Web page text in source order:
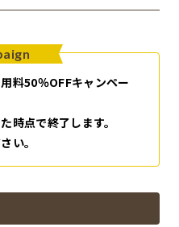
Styleとは
質問
料50％OFFキャンペー
時点で終了します。
い。